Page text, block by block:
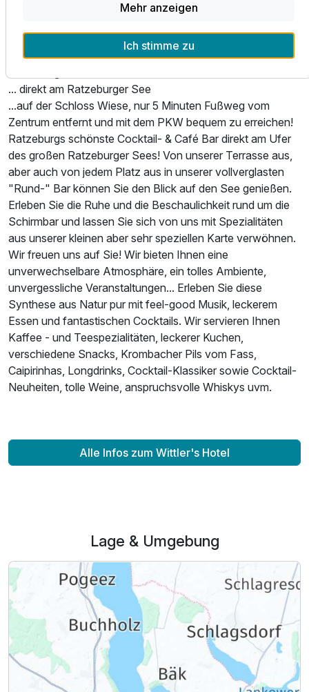
Ausstattung
p.P. ab225,00 €
direkt am Ratzeburger See steht unsere Schirmbar mit
Außenterrasse und einem herrlichen Blick auf den
... direkt am Ratzeburger See
...auf der Schloss Wiese, nur 5 Minuten Fußweg vom
Zentrum entfernt und mit dem PKW bequem zu erreichen!
Ratzeburgs schönste Cocktail- & Café Bar direkt am Ufer
des großen Ratzeburger Sees! Von unserer Terrasse aus,
aber auch von jedem Platz aus in unserer vollverglasten
"Rund-" Bar können Sie den Blick auf den See genießen.
Erleben Sie die Ruhe und die Beschaulichkeit rund um die
Schirmbar und lassen Sie sich von uns mit Spezialitäten
aus unserer kleinen aber sehr speziellen Karte verwöhnen.
Wir freuen uns auf Sie! Wir bieten Ihnen eine
unverwechselbare Atmosphäre, ein tolles Ambiente,
unvergessliche Veranstaltungen... Erleben Sie diese
Synthese aus Natur pur mit feel-good Musik, leckerem
Essen und fantastischen Cocktails. Wir servieren Ihnen
Kaffee - und Teespezialitäten, leckerer Kuchen,
verschiedene Snacks, Krombacher Pils vom Fass,
Caipirinhas, Longdrinks, Cocktail-Klassiker sowie Cocktail-
Neuheiten, tolle Weine, anspruchsvolle Whiskys uvm.
Alle Infos zum Wittler's Hotel
Lage & Umgebung
Mehr anzeigen
Ich stimme zu